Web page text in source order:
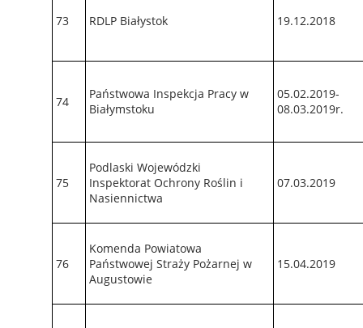
73 RDLP Białystok 19.12.2018
74
Państwowa Inspekcja Pracy w
Białymstoku
05.02.2019-
08.03.2019r.
75
Podlaski Wojewódzki
Inspektorat Ochrony Roślin i
Nasiennictwa
07.03.2019
76
Komenda Powiatowa
Państwowej Straży Pożarnej w
Augustowie
15.04.2019